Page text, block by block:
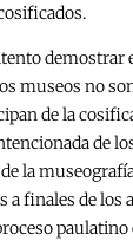
demostrar
museos no
de la
de
la
finales de los